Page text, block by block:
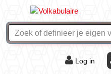
Log in